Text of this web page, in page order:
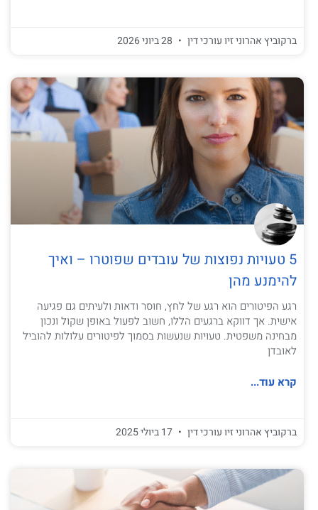
ברקוביץ אהרוני זיו עורכי דין
5 טעויות נפוצות של עובדים שפוטרו – ואיך
להימנע מהן
רגע הפיטורים הוא רגע של לחץ, חוסר ודאות ולעיתים גם פגיעה
אישית. אך דווקא ברגעים הללו, חשוב לפעול באופן שקול ונכון
מבחינה משפטית. טעויות שנעשות בסמוך לפיטורים עלולות להוביל
לאובדן
קרא עוד...
ברקוביץ אהרוני זיו עורכי דין